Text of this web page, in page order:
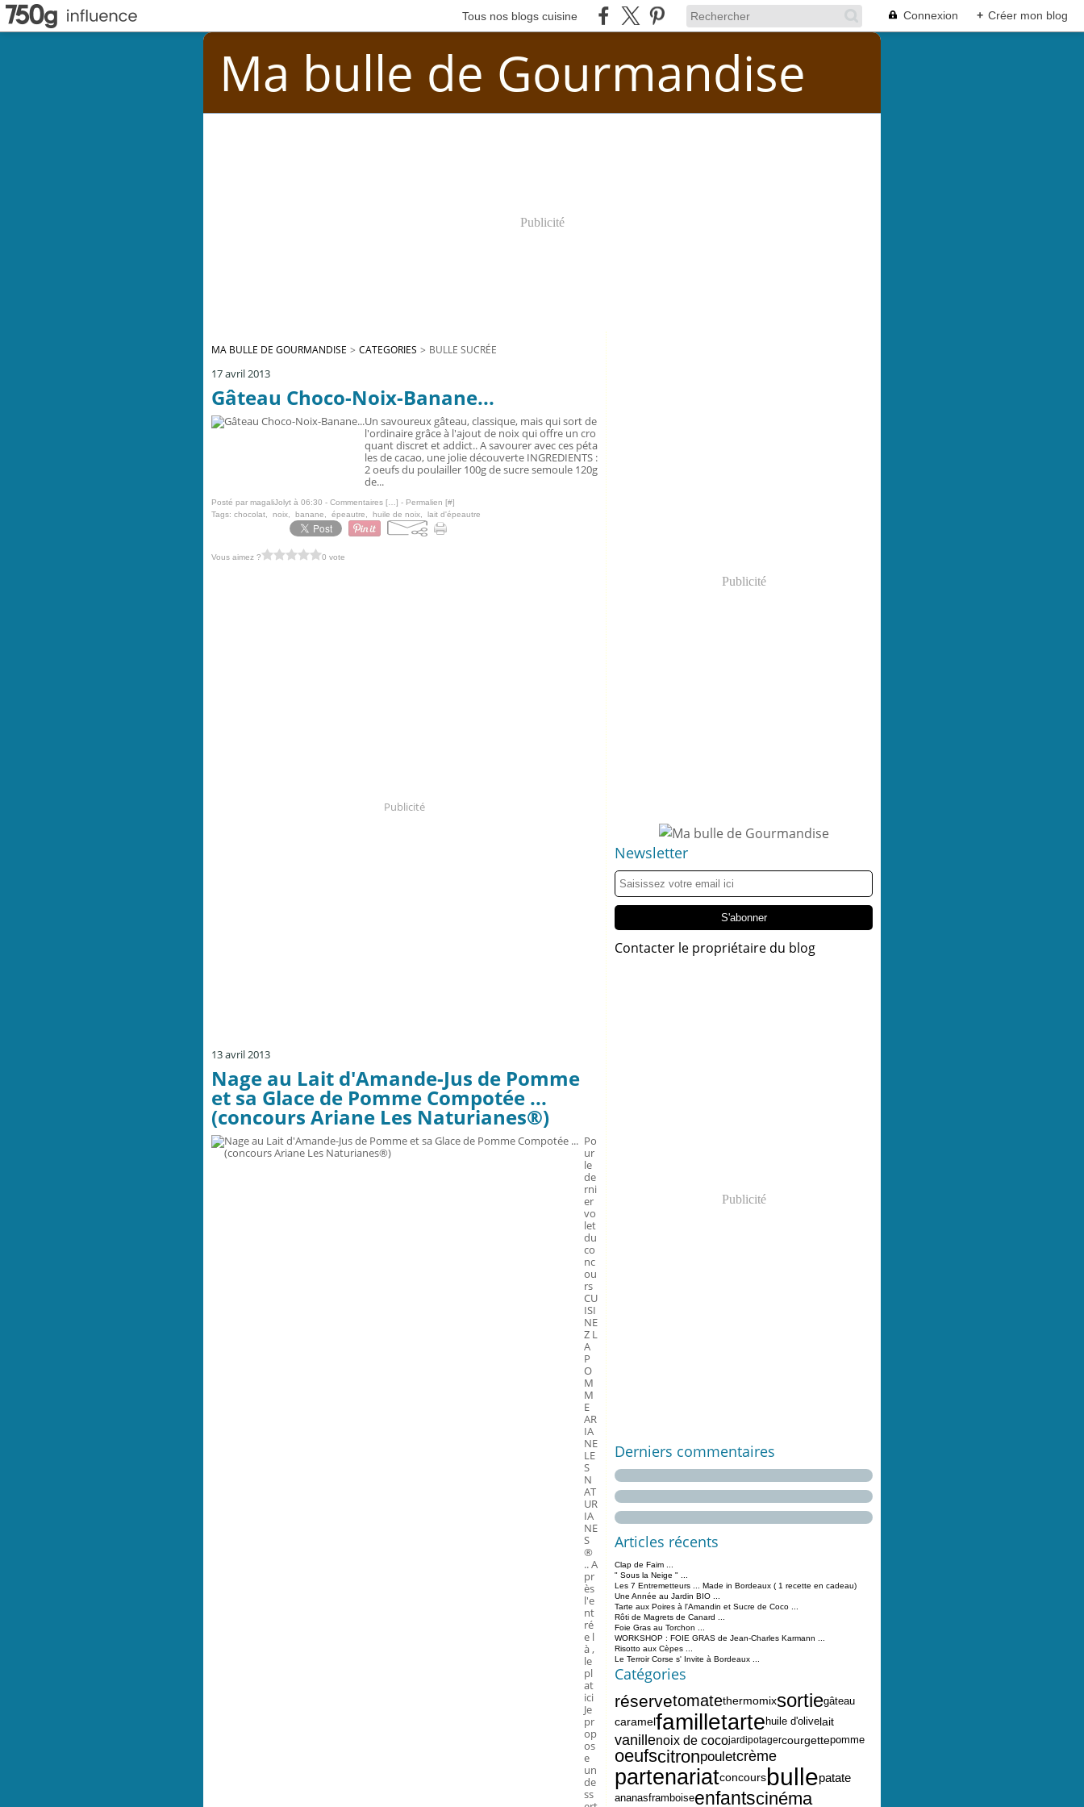
Tous nos blogs cuisine Connexion + Créer mon blog
Ma bulle de Gourmandise
Publicité
MA BULLE DE GOURMANDISE > CATEGORIES > BULLE SUCRÉE
17 avril 2013
Gâteau Choco-Noix-Banane...
Un savoureux gâteau, classique, mais qui sort de
l'ordinaire grâce à l'ajout de noix qui offre un cro
quant discret et addict.. A savourer avec ces péta
les de cacao, une jolie découverte INGREDIENTS :
2 oeufs du poulailler 100g de sucre semoule 120g
de...
Posté par magaliJolyt à 06:30 - Commentaires [ ] - Permalien [#]
Tags: chocolat noix banane épeautre huile de noix lait d'épeautre
Vous aimez ? 0 vote
Publicité
13 avril 2013
Nage au Lait d'Amande-Jus de Pomme
et sa Glace de Pomme Compotée ...
(concours Ariane Les Naturianes®)
Po
ur
le
de
rni
er
vo
let
du
co
nc
ou
rs
CU
ISI
NE
Z L
A
P
O
M
M
E
AR
IA
NE
LE
S
N
AT
UR
IA
NE
S
®
.. A
pr
ès
l'e
nt
ré
e l
à ,
le
pl
at
ici
Je
pr
op
os
e
un
de
ss
Publicité
Newsletter
Contacter le propriétaire du blog
Publicité
Derniers commentaires
Articles récents
Clap de Faim ...
" Sous la Neige " ...
Les 7 Entremetteurs ... Made in Bordeaux ( 1 recette en cadeau)
Une Année au Jardin BIO ...
Tarte aux Poires à l'Amandin et Sucre de Coco ...
Rôti de Magrets de Canard ...
Foie Gras au Torchon ...
WORKSHOP : FOIE GRAS de Jean-Charles Karmann ...
Risotto aux Cèpes ...
Le Terroir Corse s' Invite à Bordeaux ...
Catégories
réservetomatethermomixsortiegâteau
caramelfamilletarte huile d'olivelait
vanillenoix de cocojardipotagercourgettepomme
oeufscitronpouletcrème
partenariatconcoursbullepatate
ananasframboiseenfantscinéma